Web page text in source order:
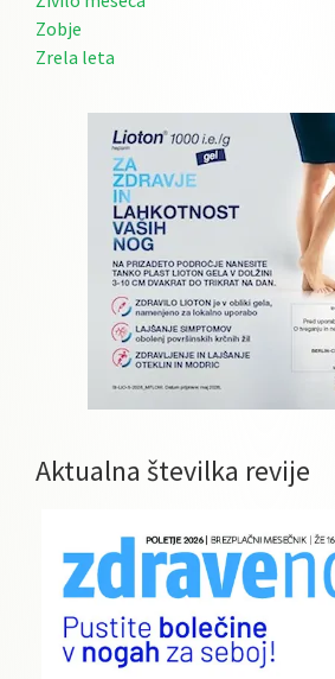
Zobje
Zrela leta
Aktualna številka revije